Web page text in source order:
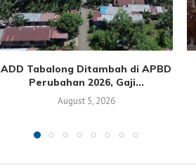
ADD Tabalong Ditambah di APBD
Perubahan 2026, Gaji...
August 5, 2026